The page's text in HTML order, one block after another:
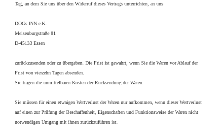
Tag, an dem Sie uns über den Widerruf dieses Vertrags unterrichten, an uns
DOGs INN e.K.
Meisenburgstraße 81
D-45133 Essen
zurückzusenden oder zu übergeben. Die Frist ist gewahrt, wenn Sie die Waren vor Ablauf der
Frist von vierzehn Tagen absenden.
Sie tragen die unmittelbaren Kosten der Rücksendung der Waren.
Sie müssen für einen etwaigen Wertverlust der Waren nur aufkommen, wenn dieser Wertverlust
auf einen zur Prüfung der Beschaffenheit, Eigenschaften und Funktionsweise der Waren nicht
notwendigen Umgang mit ihnen zurückzuführen ist.